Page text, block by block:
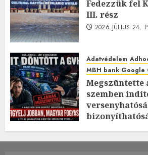
Fedezzük fel
III. rész
2026.JÚLIUS.24.
Adatvédelem
MBH bank Google
Megszüntette
szemben